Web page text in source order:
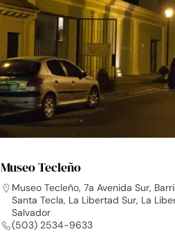
Museo Tecleño
Museo Tecleño, 7a Avenida Sur,
Santa Tecla, La Libertad Sur, La
Salvador
(503) 2534-9633